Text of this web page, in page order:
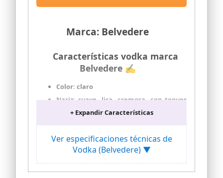
Marca: Belvedere
Características vodka marca
Belvedere ✍
Color: claro
Nariz: suave, lisa, cremosa, con toques
de vainilla, aromas de centeno
aterciopelado, ligeramente dulce-
salado, vainilla, toques de pimienta
blanca, especias
Final: larga duración, notas de
almendras, crema
+ Expandir Características
Ver especificaciones técnicas de
Vodka (Belvedere) ▼